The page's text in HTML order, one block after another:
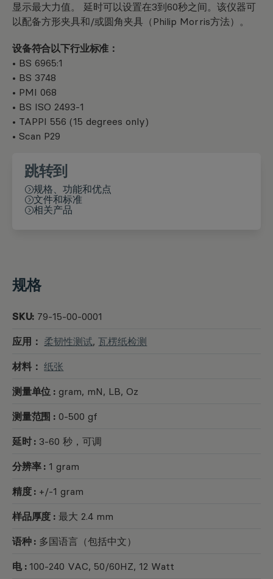
显示最大力值。 延时可以设置在3到60秒之间。该仪器可
以配备方形夹具和/或圆角夹具（Philip Morris方法）。
设备符合以下行业标准：
• BS 6965:1
• BS 3748
• PMI 068
• BS ISO 2493-1
• TAPPI 556 (15 degrees only)
• Scan P29
跳转到
规格、功能和优点
文件和标准
相关产品
规格
SKU: 79-15-00-0001
应用： 柔韧性测试,瓦楞纸检测
材料： 纸张
测量单位 :gram, mN, LB, Oz
测量范围 :0-500 gf
延时 : 3-60 秒，可调
分辨率 : 1 gram
精度 : +/-1 gram
样品厚度 :最大 2.4 mm
语种 : 多国语言（包括中文）
电 :100-240 VAC, 50/60HZ, 12 Watt